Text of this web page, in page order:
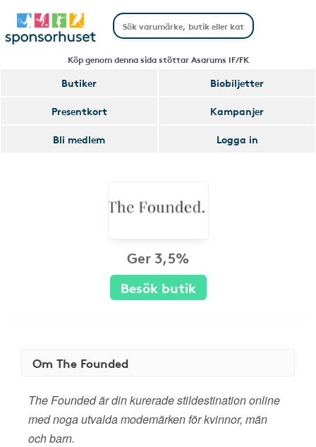
Köp genom denna sida stöttar Asarums IF/FK
Butiker
Biobiljetter
Presentkort
Kampanjer
Bli medlem
Logga in
Ger 3,5%
Besök butik
Om The Founded
The Founded är din kurerade stildestination online
med noga utvalda modemärken för kvinnor, män
och barn.